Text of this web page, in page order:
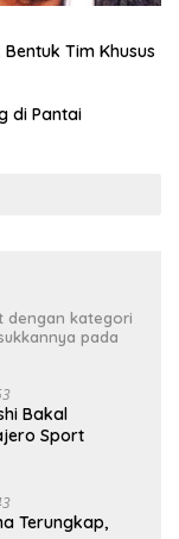
Tim Khusus
di Pantai
dengan kategori
pada
Bakal
Sport
Terungkap,